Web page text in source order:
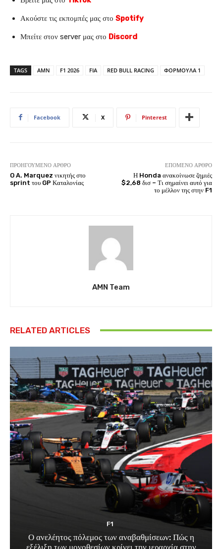
Ακούστε τις εκπομπές μας στο Spotify
Μπείτε στον server μας στο Discord
TAGS AMN F1 2026 FIA RED BULL RACING ΦΟΡΜΟΥΛΑ 1
Facebook X Pinterest
ΠΡΟΗΓΟΎΜΕΝΟ ΆΡΘΡΟ
O A. Marquez νικητής στο
sprint του GP Καταλονίας
ΕΠΌΜΕΝΟ ΆΡΘΡΟ
Η Honda ανακοίνωσε ζημιές
$2,68 δισ – Τι σημαίνει αυτό για
το μέλλον της στην F1
AMN Team
RELATED ARTICLES
F1
Ο ανελέητος πόλεμος των αναβαθμίσεων: Πώς η
εξέλιξη των μονοθεσίων κρίνει την ιεραρχία στην